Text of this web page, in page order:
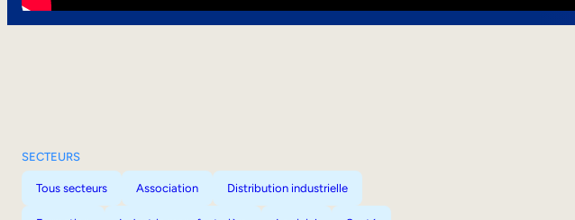
SECTEURS
Tous secteurs Association Distribution industrielle